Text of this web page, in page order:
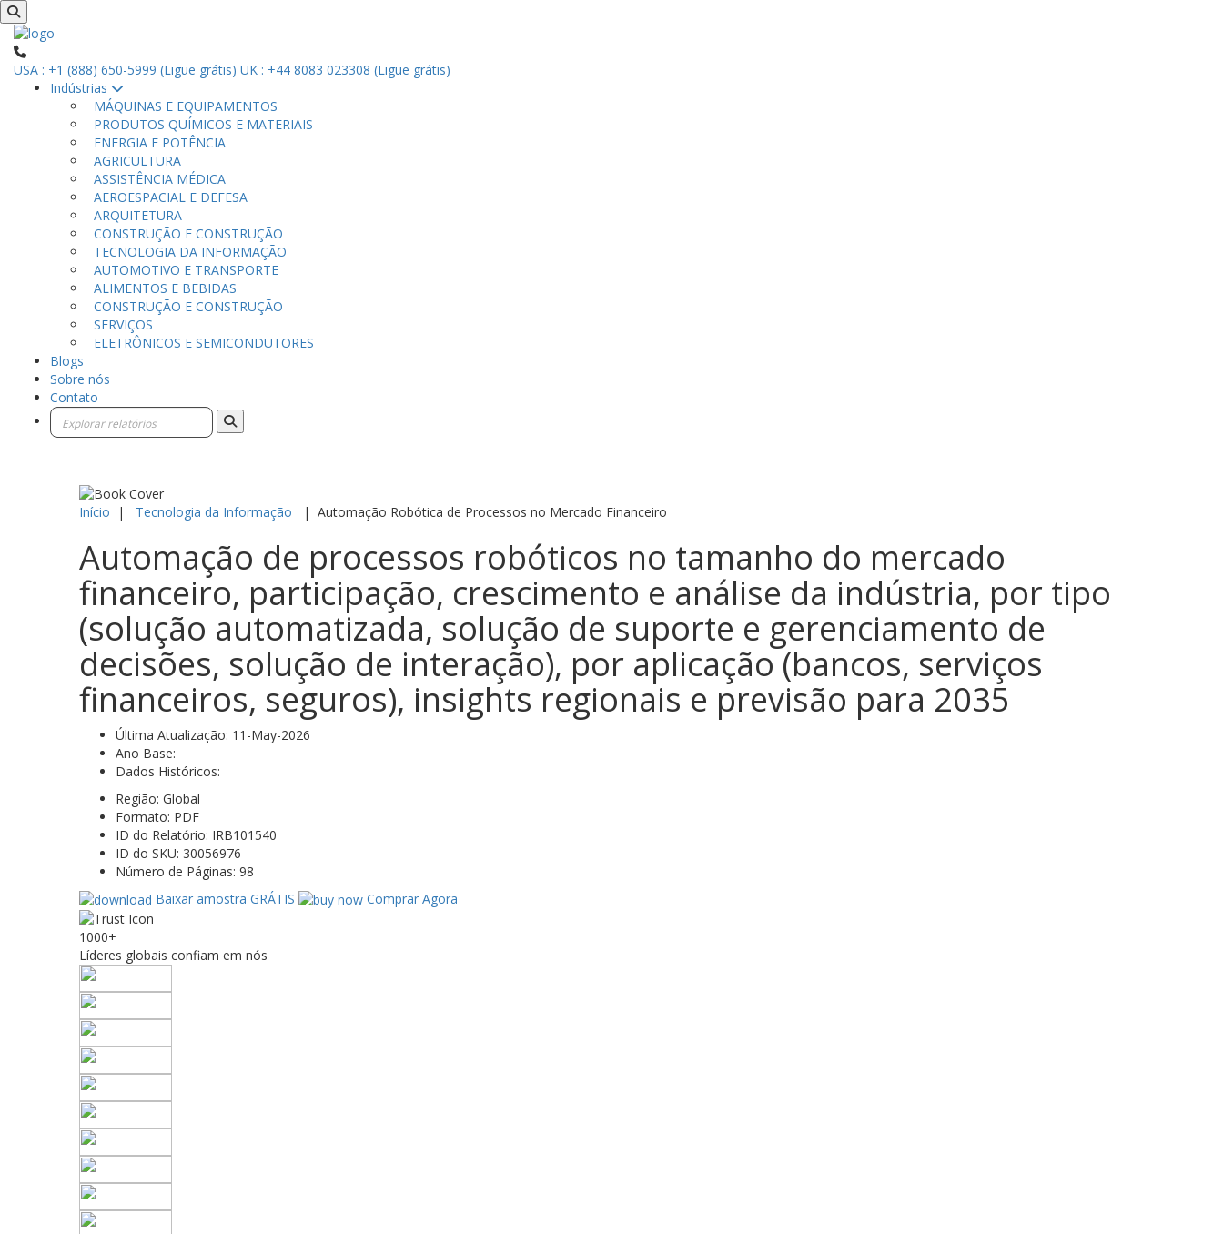
USA : +1 (888) 650-5999 (Ligue grátis) UK : +44 8083 023308 (Ligue grátis)
Indústrias
MÁQUINAS E EQUIPAMENTOS
PRODUTOS QUÍMICOS E MATERIAIS
ENERGIA E POTÊNCIA
AGRICULTURA
ASSISTÊNCIA MÉDICA
AEROESPACIAL E DEFESA
ARQUITETURA
CONSTRUÇÃO E CONSTRUÇÃO
TECNOLOGIA DA INFORMAÇÃO
AUTOMOTIVO E TRANSPORTE
ALIMENTOS E BEBIDAS
CONSTRUÇÃO E CONSTRUÇÃO
SERVIÇOS
ELETRÔNICOS E SEMICONDUTORES
Blogs
Sobre nós
Contato
Início | Tecnologia da Informação | Automação Robótica de Processos no Mercado Financeiro
Automação de processos robóticos no tamanho do mercado
financeiro, participação, crescimento e análise da indústria, por tipo
(solução automatizada, solução de suporte e gerenciamento de
decisões, solução de interação), por aplicação (bancos, serviços
financeiros, seguros), insights regionais e previsão para 2035
Última Atualização: 11-May-2026
Ano Base:
Dados Históricos:
Região: Global
Formato: PDF
ID do Relatório: IRB101540
ID do SKU: 30056976
Número de Páginas: 98
Baixar amostra GRÁTIS
Comprar Agora
1000+
Líderes globais confiam em nós